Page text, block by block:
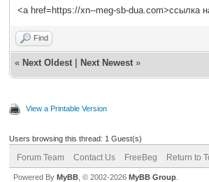
<a href=https://xn--meg-sb-dua.com>ссылка
Find
« Next Oldest Next Newest »
View a Printable Version
Users browsing this thread: 1 Guest(s)
Forum Team Contact Us FreeBeg Return to
Powered By MyBB , © 2002-2026 MyBB Group